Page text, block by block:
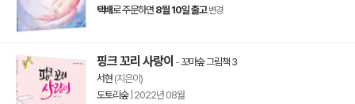
택배로 주문하면 8월 10일 출고 변경
핑크 꼬리 사랑이 -꼬마숲 그림책 3
서현 (지은이)
도토리숲| 2022년 08월